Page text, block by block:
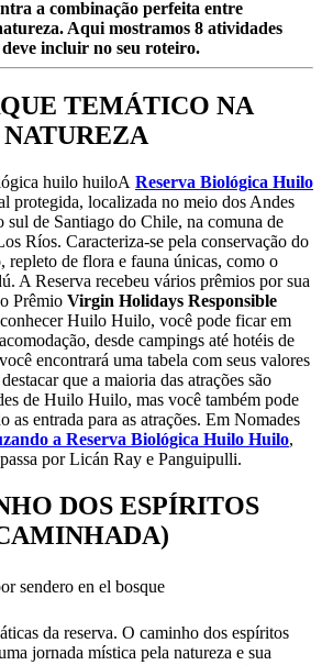
a combinação perfeita entre
Aqui mostramos 8 atividades
incluir no seu roteiro.
TEMÁTICO NA
NATUREZA
A Reserva Biológica Huilo
protegida, localizada no meio dos Andes
sul de Santiago do Chile, na comuna de
Ríos. Caracteriza-se pela conservação do
repleto de flora e fauna únicas, como o
A Reserva recebeu vários prêmios por sua
Prêmio Virgin Holidays Responsible
Huilo Huilo, você pode ficar em
desde campings até hotéis de
encontrará uma tabela com seus valores
que a maioria das atrações são
de Huilo Huilo, mas você também pode
as entrada para as atrações. Em Nomades
a Reserva Biológica Huilo Huilo,
por Licán Ray e Panguipulli.
DOS ESPÍRITOS
da reserva. O caminho dos espíritos
jornada mística pela natureza e sua